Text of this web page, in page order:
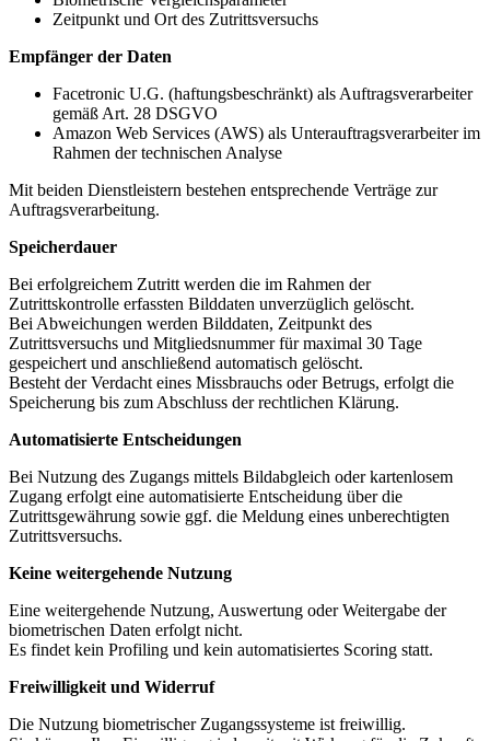
Zeitpunkt und Ort des Zutrittsversuchs
Empfänger der Daten
Facetronic U.G. (haftungsbeschränkt) als Auftragsverarbeiter
gemäß Art. 28 DSGVO
Amazon Web Services (AWS) als Unterauftragsverarbeiter im
Rahmen der technischen Analyse
Mit beiden Dienstleistern bestehen entsprechende Verträge zur
Auftragsverarbeitung.
Speicherdauer
Bei erfolgreichem Zutritt werden die im Rahmen der
Zutrittskontrolle erfassten Bilddaten unverzüglich gelöscht.
Bei Abweichungen werden Bilddaten, Zeitpunkt des
Zutrittsversuchs und Mitgliedsnummer für maximal 30 Tage
gespeichert und anschließend automatisch gelöscht.
Besteht der Verdacht eines Missbrauchs oder Betrugs, erfolgt die
Speicherung bis zum Abschluss der rechtlichen Klärung.
Automatisierte Entscheidungen
Bei Nutzung des Zugangs mittels Bildabgleich oder kartenlosem
Zugang erfolgt eine automatisierte Entscheidung über die
Zutrittsgewährung sowie ggf. die Meldung eines unberechtigten
Zutrittsversuchs.
Keine weitergehende Nutzung
Eine weitergehende Nutzung, Auswertung oder Weitergabe der
biometrischen Daten erfolgt nicht.
Es findet kein Profiling und kein automatisiertes Scoring statt.
Freiwilligkeit und Widerruf
Die Nutzung biometrischer Zugangssysteme ist freiwillig.